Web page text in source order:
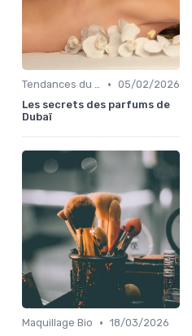
Tendances du Marché Bio • 05/02/2026
Les secrets des parfums de
Dubaï
Maquillage Bio • 18/03/2026